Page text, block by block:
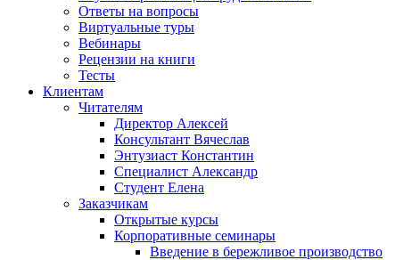
Ответы на вопросы
Виртуальные туры
Вебинары
Рецензии на книги
Тесты
Клиентам
Читателям
Директор Алексей
Консультант Вячеслав
Энтузиаст Константин
Специалист Александр
Студент Елена
Заказчикам
Открытые курсы
Корпоративные семинары
Введение в бережливое производство